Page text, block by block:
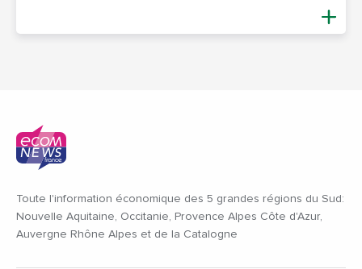
Toute l'information économique des 5 grandes régions du Sud:
Nouvelle Aquitaine, Occitanie, Provence Alpes Côte d'Azur,
Auvergne Rhône Alpes et de la Catalogne